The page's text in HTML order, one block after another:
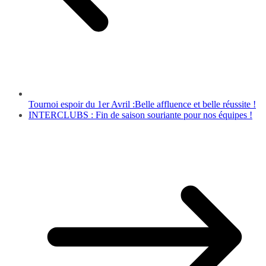
Tournoi espoir du 1er Avril :Belle affluence et belle réussite !
INTERCLUBS : Fin de saison souriante pour nos équipes !